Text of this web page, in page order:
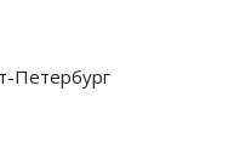
Петербург